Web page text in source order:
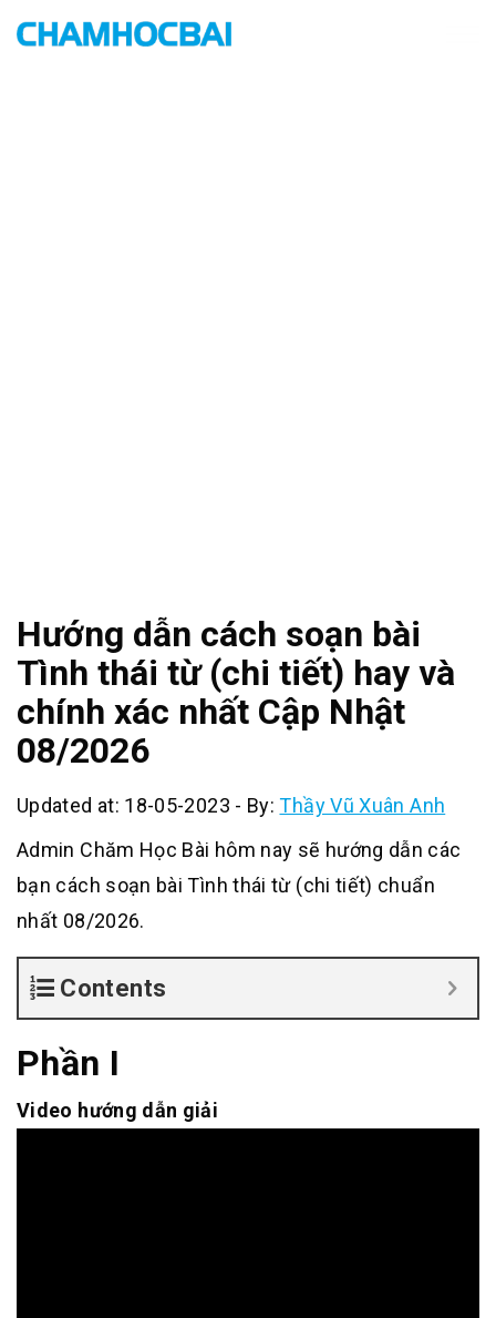
Hướng dẫn cách soạn bài
Tình thái từ (chi tiết) hay và
chính xác nhất Cập Nhật
08/2026
Updated at: 18-05-2023 - By:Thầy Vũ Xuân Anh
Admin Chăm Học Bài hôm nay sẽ hướng dẫn các
bạn cách soạn bài Tình thái từ (chi tiết) chuẩn
nhất 08/2026.
Contents
Phần I
Video hướng dẫn giải